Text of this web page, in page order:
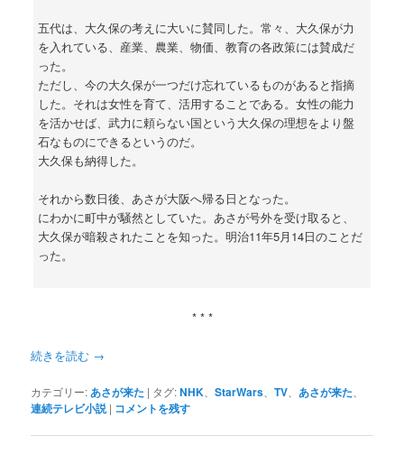
五代は、大久保の考えに大いに賛同した。常々、大久保が力
を入れている、産業、農業、物価、教育の各政策には賛成だ
った。
ただし、今の大久保が一つだけ忘れているものがあると指摘
した。それは女性を育て、活用することである。女性の能力
を活かせば、武力に頼らない国という大久保の理想をより盤
石なものにできるというのだ。
大久保も納得した。
それから数日後、あさが大阪へ帰る日となった。
にわかに町中が騒然としていた。あさが号外を受け取ると、
大久保が暗殺されたことを知った。明治11年5月14日のことだ
った。
* * *
続きを読む →
カテゴリー:あさが来た | タグ:NHK 、StarWars 、TV あさが来た
連続テレビ小説 | コメントを残す